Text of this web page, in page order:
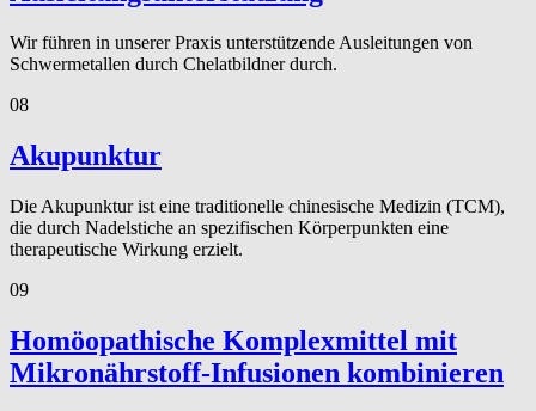
Wir führen in unserer Praxis unterstützende Ausleitungen von
Schwermetallen durch Chelatbildner durch.
08
Akupunktur
Die Akupunktur ist eine traditionelle chinesische Medizin (TCM),
die durch Nadelstiche an spezifischen Körperpunkten eine
therapeutische Wirkung erzielt.
09
Homöopathische Komplexmittel mit
Mikronährstoff-Infusionen kombinieren